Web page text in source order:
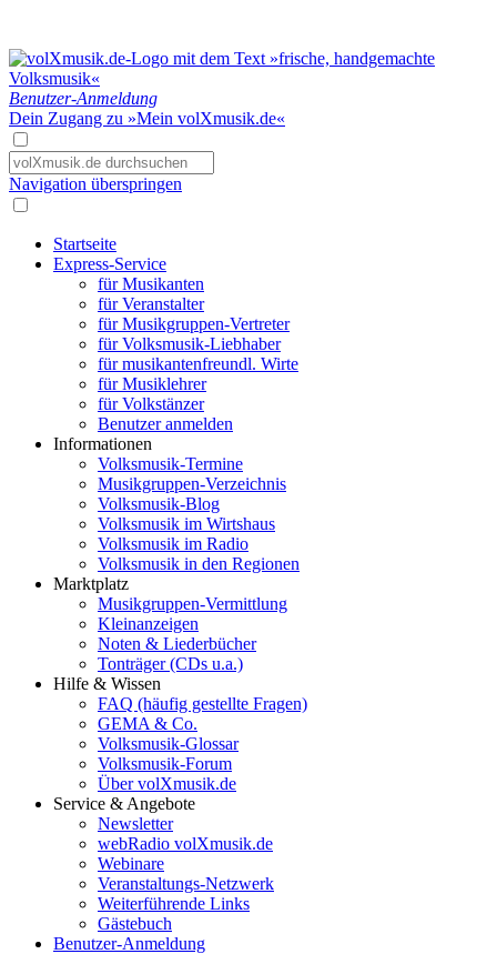
Benutzer-Anmeldung
Dein Zugang zu »Mein volXmusik.de«
Navigation überspringen
Startseite
Express-Service
für Musikanten
für Veranstalter
für Musikgruppen-Vertreter
für Volksmusik-Liebhaber
für musikantenfreundl. Wirte
für Musiklehrer
für Volkstänzer
Benutzer anmelden
Informationen
Volksmusik-Termine
Musikgruppen-Verzeichnis
Volksmusik-Blog
Volksmusik im Wirtshaus
Volksmusik im Radio
Volksmusik in den Regionen
Marktplatz
Musikgruppen-Vermittlung
Kleinanzeigen
Noten & Liederbücher
Tonträger (CDs u.a.)
Hilfe & Wissen
FAQ (häufig gestellte Fragen)
GEMA & Co.
Volksmusik-Glossar
Volksmusik-Forum
Über volXmusik.de
Service & Angebote
Newsletter
webRadio volXmusik.de
Webinare
Veranstaltungs-Netzwerk
Weiterführende Links
Gästebuch
Benutzer-Anmeldung